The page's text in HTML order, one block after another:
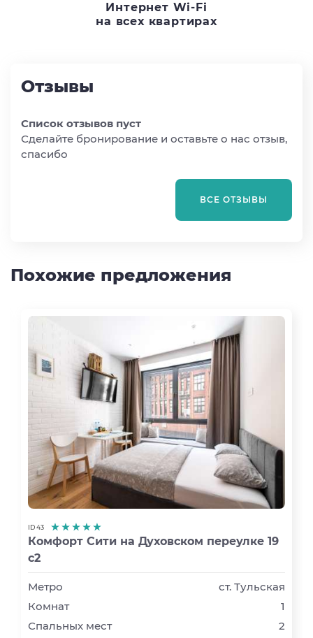
Интернет Wi-Fi
на всех квартирах
Отзывы
Список отзывов пуст
Сделайте бронирование и оставьте о нас отзыв,
спасибо
ВСЕ ОТЗЫВЫ
Похожие предложения
ID 43
Комфорт Сити на Духовском переулке 19
с2
Метро
ст. Тульская
Комнат
1
Спальных мест
2